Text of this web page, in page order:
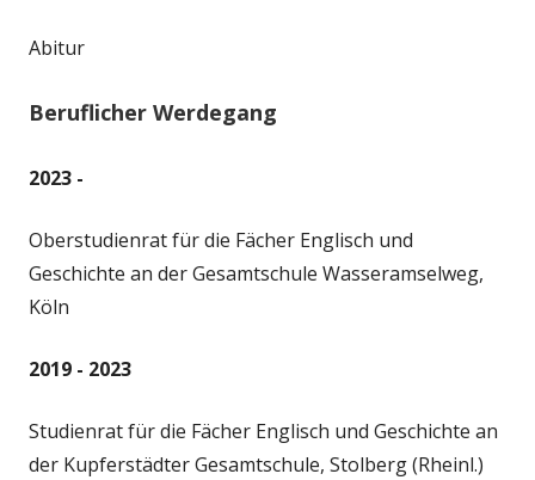
Abitur
Beruflicher Werdegang
2023 -
Oberstudienrat für die Fächer Englisch und
Geschichte an der Gesamtschule Wasseramselweg,
Köln
2019 - 2023
Studienrat für die Fächer Englisch und Geschichte an
der Kupferstädter Gesamtschule, Stolberg (Rheinl.)